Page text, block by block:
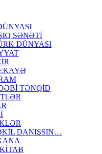
SƏNƏTİ
DÜNYASI
TƏNQİD
DANIŞSIN…